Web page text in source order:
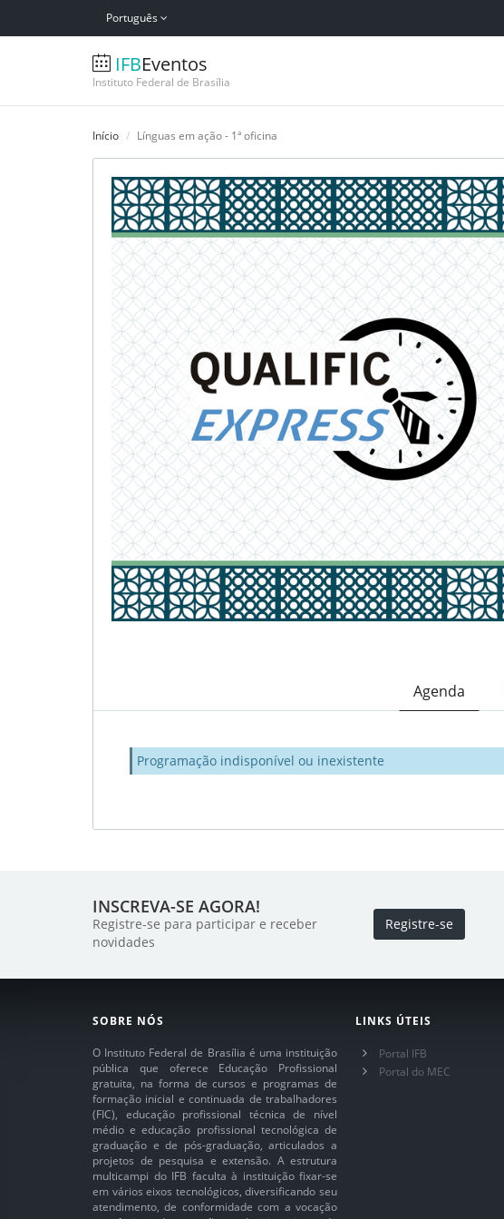
Português
IFBEventos
Instituto Federal de Brasília
Início Línguas em ação - 1ª oficina
Agenda
Programação indisponível ou inexistente
INSCREVA-SE AGORA!
Registre-se para participar e receber
novidades
Registre-se
SOBRE NÓS
O Instituto Federal de Brasília é uma instituição
pública que oferece Educação Profissional
gratuita, na forma de cursos e programas de
formação inicial e continuada de trabalhadores
(FIC), educação profissional técnica de nível
médio e educação profissional tecnológica de
graduação e de pós-graduação, articulados a
projetos de pesquisa e extensão. A estrutura
multicampi do IFB faculta à instituição fixar-se
em vários eixos tecnológicos, diversificando seu
atendimento, de conformidade com a vocação
LINKS ÚTEIS
Portal IFB
Portal do MEC